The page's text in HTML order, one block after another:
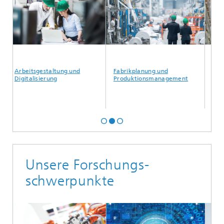
Arbeitsgestaltung und
Digitalisierung
Fabrikplanung und
Produktionsmanagement
Unsere Forschungs-
schwerpunkte